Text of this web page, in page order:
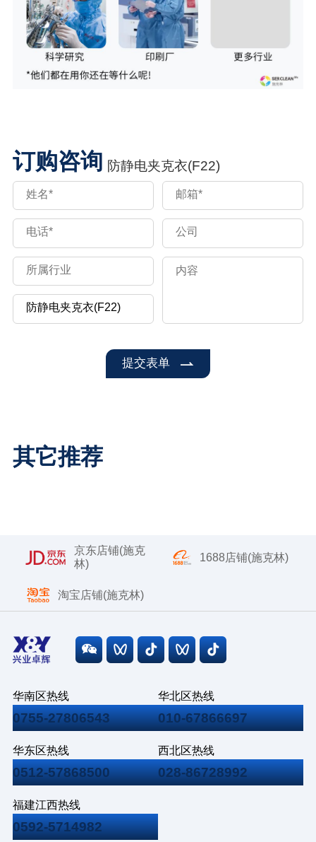
订购咨询 防静电夹克衣(F22)
提交表单
其它推荐
京东店铺(施克
林)
1688店铺(施克林)
淘宝店铺(施克林)
华南区热线
0755-27806543
华北区热线
010-67866697
华东区热线
0512-57868500
西北区热线
028-86728992
福建江西热线
0592-5714982